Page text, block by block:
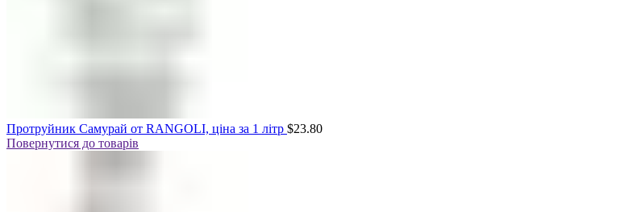
Протруйник Самурай от RANGOLI, ціна за 1 літр $23.80
Повернутися до товарів